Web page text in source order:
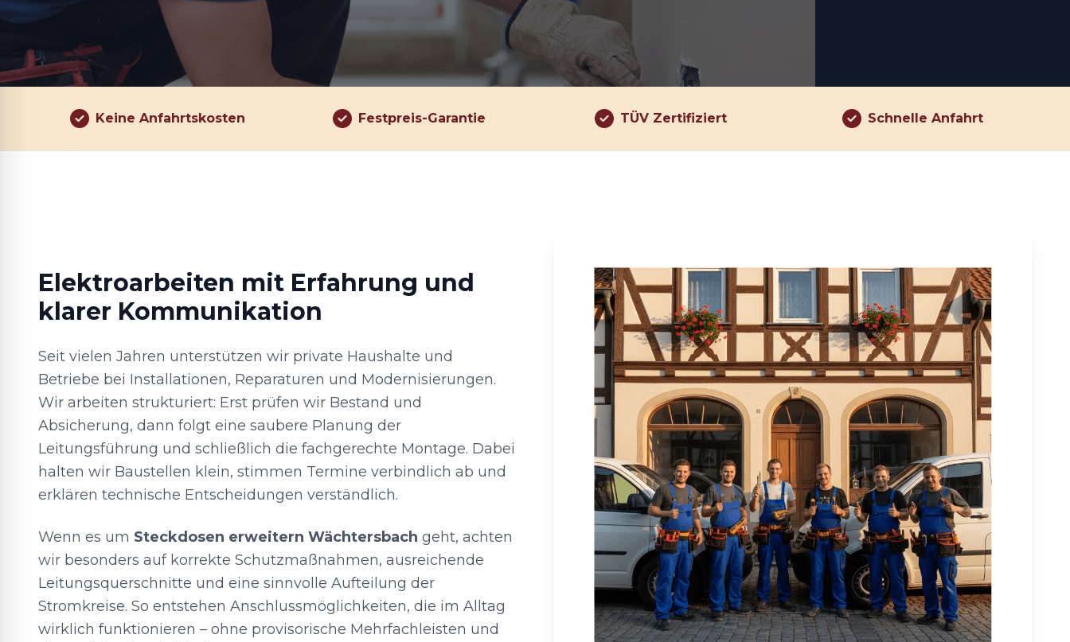
Keine Anfahrtskosten Festpreis-Garantie TÜV Zertifiziert Schnelle Anfahrt
Elektroarbeiten mit Erfahrung und
klarer Kommunikation
Seit vielen Jahren unterstützen wir private Haushalte und
Betriebe bei Installationen, Reparaturen und Modernisierungen.
Wir arbeiten strukturiert: Erst prüfen wir Bestand und
Absicherung, dann folgt eine saubere Planung der
Leitungsführung und schließlich die fachgerechte Montage. Dabei
halten wir Baustellen klein, stimmen Termine verbindlich ab und
erklären technische Entscheidungen verständlich.
Wenn es um Steckdosen erweitern Wächtersbach geht, achten
wir besonders auf korrekte Schutzmaßnahmen, ausreichende
Leitungsquerschnitte und eine sinnvolle Aufteilung der
Stromkreise. So entstehen Anschlussmöglichkeiten, die im Alltag
wirklich funktionieren – ohne provisorische Mehrfachleisten und